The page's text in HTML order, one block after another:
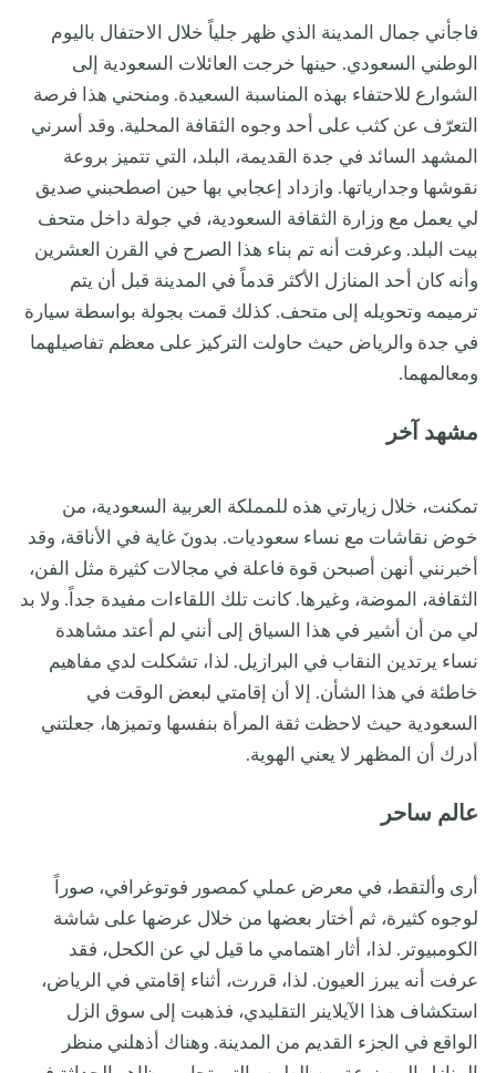
فاجأني جمال المدينة الذي ظهر جلياً خلال الاحتفال باليوم
الوطني السعودي. حينها خرجت العائلات السعودية إلى
الشوارع للاحتفاء بهذه المناسبة السعيدة. ومنحني هذا فرصة
التعرّف عن كثب على أحد وجوه الثقافة المحلية. وقد أسرني
المشهد السائد في جدة القديمة، البلد، التي تتميز بروعة
نقوشها وجدارياتها. وازداد إعجابي بها حين اصطحبني صديق
لي يعمل مع وزارة الثقافة السعودية، في جولة داخل متحف
بيت البلد. وعرفت أنه تم بناء هذا الصرح في القرن العشرين
وأنه كان أحد المنازل الأكثر قدماً في المدينة قبل أن يتم
ترميمه وتحويله إلى متحف. كذلك قمت بجولة بواسطة سيارة
في جدة والرياض حيث حاولت التركيز على معظم تفاصيلهما
ومعالمهما.
مشهد آخر
تمكنت، خلال زيارتي هذه للمملكة العربية السعودية، من
خوض نقاشات مع نساء سعوديات. بدونَ غاية في الأناقة، وقد
أخبرنني أنهن أصبحن قوة فاعلة في مجالات كثيرة مثل الفن،
الثقافة، الموضة، وغيرها. كانت تلك اللقاءات مفيدة جداً. ولا بد
لي من أن أشير في هذا السياق إلى أنني لم أعتد مشاهدة
نساء يرتدين النقاب في البرازيل. لذا، تشكلت لدي مفاهيم
خاطئة في هذا الشأن. إلا أن إقامتي لبعض الوقت في
السعودية حيث لاحظت ثقة المرأة بنفسها وتميزها، جعلتني
أدرك أن المظهر لا يعني الهوية.
عالم ساحر
أرى وألتقط، في معرض عملي كمصور فوتوغرافي، صوراً
لوجوه كثيرة، ثم أختار بعضها من خلال عرضها على شاشة
الكومبيوتر. لذا، أثار اهتمامي ما قيل لي عن الكحل، فقد
عرفت أنه يبرز العيون. لذا، قررت، أثناء إقامتي في الرياض،
استكشاف هذا الآيلاينر التقليدي، فذهبت إلى سوق الزل
الواقع في الجزء القديم من المدينة. وهناك أذهلني منظر